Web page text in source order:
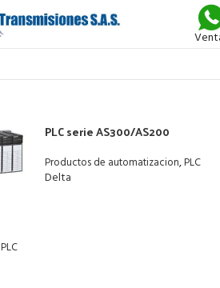
PLC
PLC serie AS300/AS200
Productos de automatizacion,PLC
Delta